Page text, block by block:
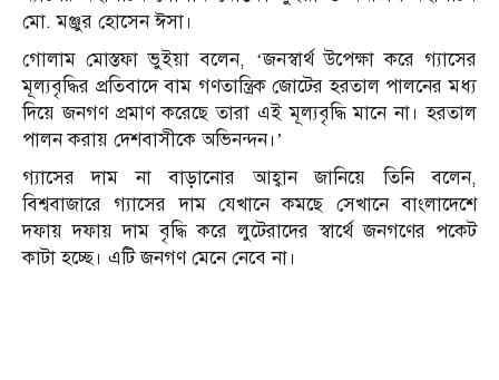
মো. মঞ্জুর হোসেন ঈসা।
গোলাম মোস্তফা ভুইয়া বলেন, ‘জনস্বার্থ উপেক্ষা করে গ্যাসের
মূল্যবৃদ্ধির প্রতিবাদে বাম গণতান্ত্রিক জোটের হরতাল পালনের মধ্য
দিয়ে জনগণ প্রমাণ করেছে তারা এই মূল্যবৃদ্ধি মানে না। হরতাল
পালন করায় দেশবাসীকে অভিনন্দন।’
গ্যাসের দাম না বাড়ানোর আহ্বান জানিয়ে তিনি বলেন,
বিশ্ববাজারে গ্যাসের দাম যেখানে কমছে সেখানে বাংলাদেশে
দফায় দফায় দাম বৃদ্ধি করে লুটেরাদের স্বার্থে জনগণের পকেট
কাটা হচ্ছে। এটি জনগণ মেনে নেবে না।